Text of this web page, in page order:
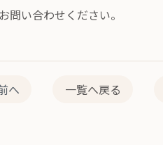
問い合わせください。
へ 一覧へ戻る